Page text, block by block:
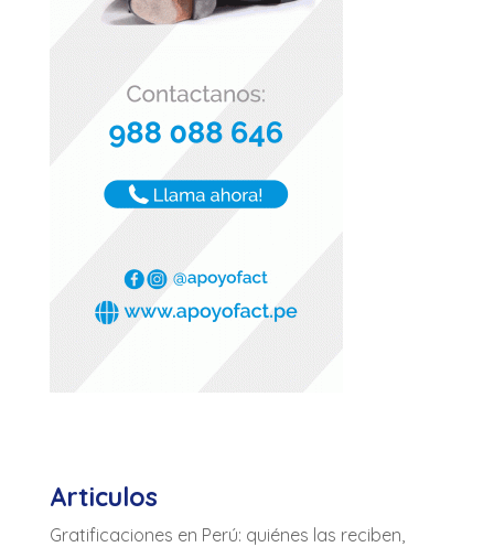
Articulos
Gratificaciones en Perú: quiénes las reciben,